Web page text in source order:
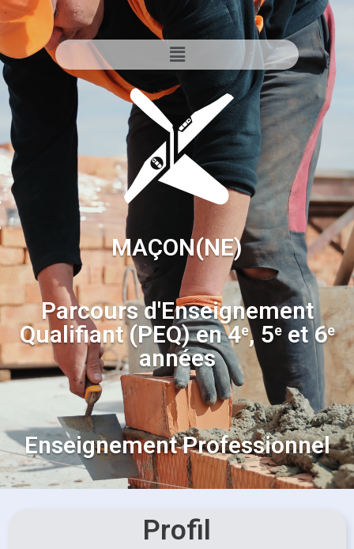
MAÇON(NE)
Parcours d'Enseignement
Qualifiant (PEQ) en 4e, 5eet 6e
années
Enseignement Professionnel
Profil